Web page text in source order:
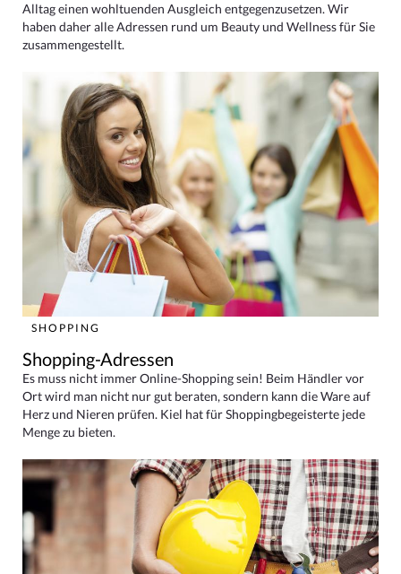
Alltag einen wohltuenden Ausgleich entgegenzusetzen. Wir
haben daher alle Adressen rund um Beauty und Wellness für Sie
zusammengestellt.
SHOPPING
Shopping-Adressen
Es muss nicht immer Online-Shopping sein! Beim Händler vor
Ort wird man nicht nur gut beraten, sondern kann die Ware auf
Herz und Nieren prüfen. Kiel hat für Shoppingbegeisterte jede
Menge zu bieten.